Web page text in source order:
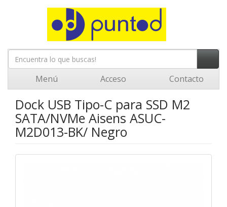
Menú Acceso Contacto
Dock USB Tipo-C para SSD M2
SATA/NVMe Aisens ASUC-
M2D013-BK/ Negro